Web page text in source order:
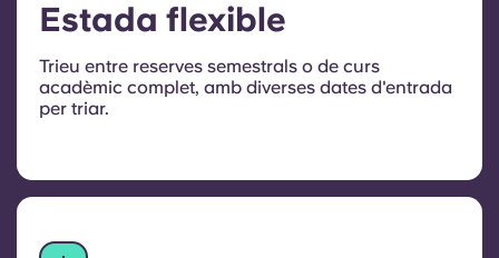
Estada flexible
Trieu entre reserves semestrals o de curs
acadèmic complet, amb diverses dates d'entrada
per triar.